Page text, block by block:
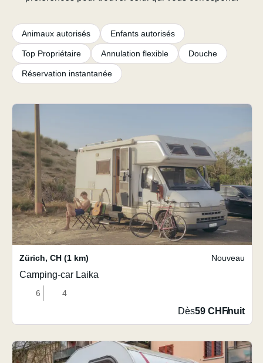
Animaux autorisés Enfants autorisés
Top Propriétaire Annulation flexible Douche
Réservation instantanée
Zürich, CH (1 km) Nouveau
Camping-car Laika
6 4
Dès59 CHF/nuit